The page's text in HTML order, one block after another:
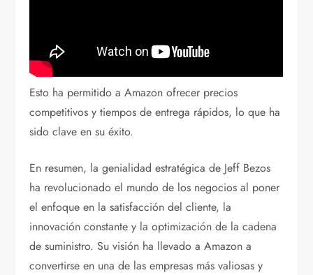
Esto ha permitido a Amazon ofrecer precios
competitivos y tiempos de entrega rápidos, lo que ha
sido clave en su éxito.
En resumen, la genialidad estratégica de Jeff Bezos
ha revolucionado el mundo de los negocios al poner
el enfoque en la satisfacción del cliente, la
innovación constante y la optimización de la cadena
de suministro. Su visión ha llevado a Amazon a
convertirse en una de las empresas más valiosas y